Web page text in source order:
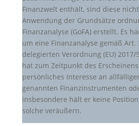
Finanzwelt enthält, sind diese
Anwendung der Grundsätze
Finanzanalyse (GoFA) erstellt. Es
um eine Finanzanalyse gemäß Art.
delegierten Verordnung (EU) 2017/
hat zum Zeitpunkt des
persönliches Interesse an
genannten Finanzinstrumenten
insbesondere hält er keine
solche veräußern.